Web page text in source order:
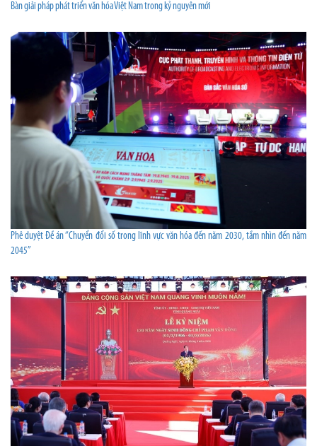
Bàn giải pháp phát triển văn hóa Việt Nam trong kỷ nguyên mới
Phê duyệt Đề án “Chuyển đổi số trong lĩnh vực văn hóa đến năm 2030, tầm nhìn đến năm
2045”